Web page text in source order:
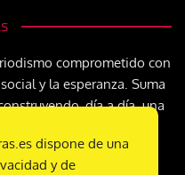
comprometido con
y la esperanza. Suma
día a día, una
mundo del trabajo
dispone de una
y de